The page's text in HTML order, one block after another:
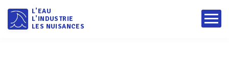
L'EAU
L'INDUSTRIE
LES NUISANCES